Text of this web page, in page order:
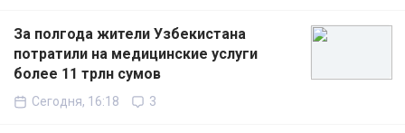
За полгода жители Узбекистана
потратили на медицинские услуги
более 11 трлн сумов
Сегодня, 16:18 3